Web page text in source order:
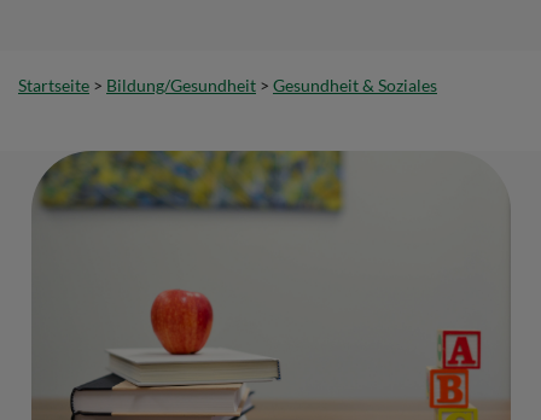
Startseite > Bildung/Gesundheit > Gesundheit & Soziales